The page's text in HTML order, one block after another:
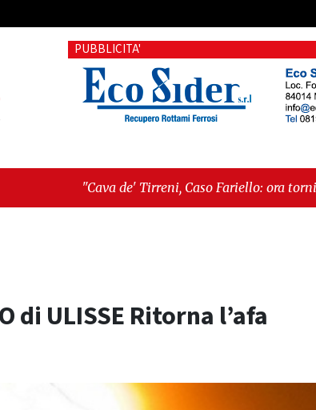
PUBBLICITA'
Tirreni, Caso Fariello: ora torniamo ai problemi veri"
di ULISSE Ritorna l’afa